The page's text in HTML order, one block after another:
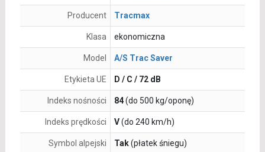
Producent Tracmax
Klasa ekonomiczna
Model A/S Trac Saver
Etykieta UE D / C / 72 dB
Indeks nośności 84(do 500 kg/oponę)
Indeks prędkości V(do 240 km/h)
Symbol alpejski Tak(płatek śniegu)